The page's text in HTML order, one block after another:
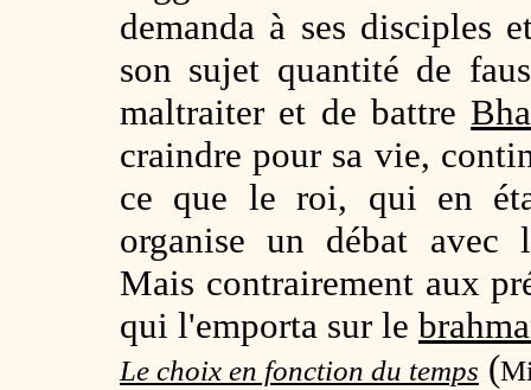
demanda à ses disciples
son sujet quantité de
maltraiter et de battre
craindre pour sa vie,
ce que le roi, qui en
organise un débat
Mais contrairement aux
qui l'emporta sur le
Le choix en fonction du temps (